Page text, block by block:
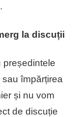
la discuții
președintele
împărțirea
și nu vom
de discuție